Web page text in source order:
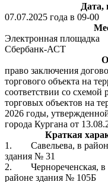
Дата,
07.07.2025 года в 09-00
Электронная площадка
Сбербанк-АСТ
право заключения
торгового объекта на
соответствии со
торговых объектов на
2026 годы,
города Кургана от
Краткая
1. Савельева, в
здания № 31
2. Чернореченская, в
районе здания № 105Б